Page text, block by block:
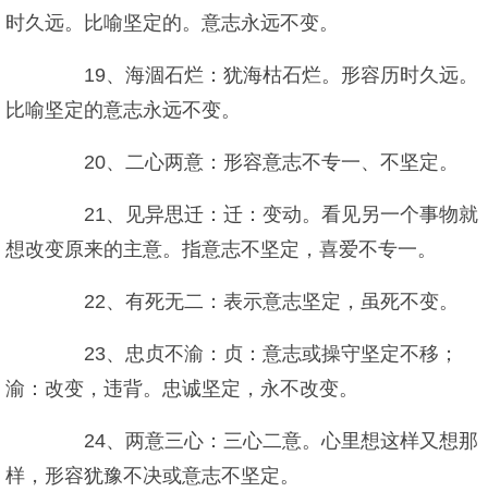
时久远。比喻坚定的。意志永远不变。
19、海涸石烂：犹海枯石烂。形容历时久远。
比喻坚定的意志永远不变。
20、二心两意：形容意志不专一、不坚定。
21、见异思迁：迁：变动。看见另一个事物就
想改变原来的主意。指意志不坚定，喜爱不专一。
22、有死无二：表示意志坚定，虽死不变。
23、忠贞不渝：贞：意志或操守坚定不移；
渝：改变，违背。忠诚坚定，永不改变。
24、两意三心：三心二意。心里想这样又想那
样，形容犹豫不决或意志不坚定。